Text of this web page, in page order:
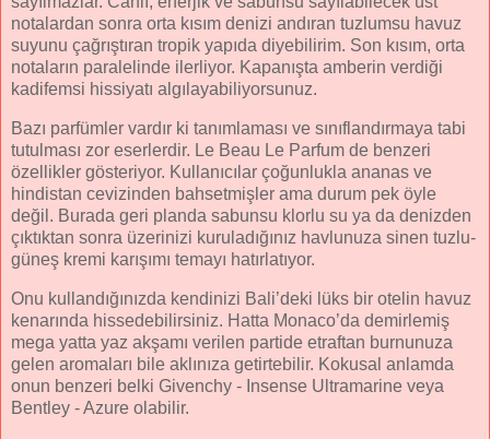
notalardan sonra orta kısım denizi andıran tuzlumsu havuz
suyunu çağrıştıran tropik yapıda diyebilirim. Son kısım, orta
notaların paralelinde ilerliyor. Kapanışta amberin verdiği
kadifemsi hissiyatı algılayabiliyorsunuz.
Bazı parfümler vardır ki tanımlaması ve sınıflandırmaya tabi
tutulması zor eserlerdir. Le Beau Le Parfum de benzeri
özellikler gösteriyor. Kullanıcılar çoğunlukla ananas ve
hindistan cevizinden bahsetmişler ama durum pek öyle
değil. Burada geri planda sabunsu klorlu su ya da denizden
çıktıktan sonra üzerinizi kuruladığınız havlunuza sinen tuzlu-
güneş kremi karışımı temayı hatırlatıyor.
Onu kullandığınızda kendinizi Bali’deki lüks bir otelin havuz
kenarında hissedebilirsiniz. Hatta Monaco’da demirlemiş
mega yatta yaz akşamı verilen partide etraftan burnunuza
gelen aromaları bile aklınıza getirtebilir. Kokusal anlamda
onun benzeri belki Givenchy - Insense Ultramarine veya
Bentley - Azure olabilir.